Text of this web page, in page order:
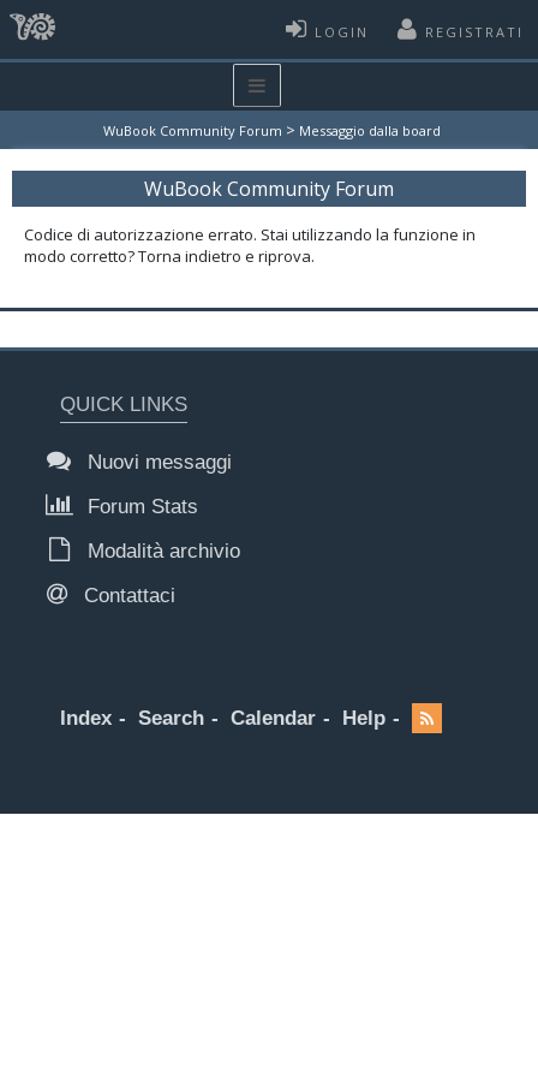
LOGIN REGISTRATI
WuBook Community Forum > Messaggio dalla board
WuBook Community Forum
Codice di autorizzazione errato. Stai utilizzando la funzione in
modo corretto? Torna indietro e riprova.
QUICK LINKS
Nuovi messaggi
Forum Stats
Modalità archivio
Contattaci
Index Search Calendar Help